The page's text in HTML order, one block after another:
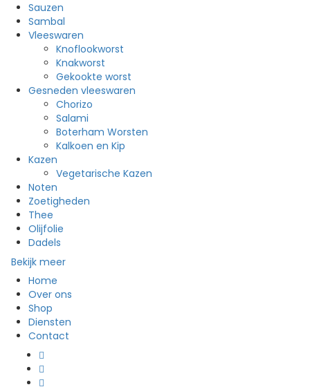
Sauzen
Sambal
Vleeswaren
Knoflookworst
Knakworst
Gekookte worst
Gesneden vleeswaren
Chorizo
Salami
Boterham Worsten
Kalkoen en Kip
Kazen
Vegetarische Kazen
Noten
Zoetigheden
Thee
Olijfolie
Dadels
Bekijk meer
Home
Over ons
Shop
Diensten
Contact